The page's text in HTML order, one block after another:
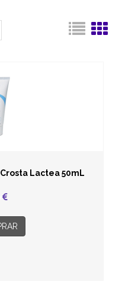
Lactea 50mL